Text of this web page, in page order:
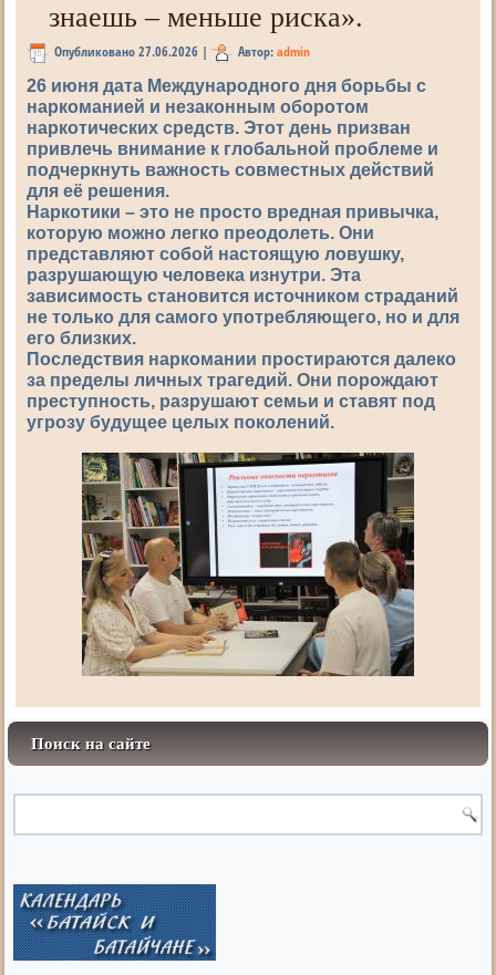
знаешь – меньше риска».
Опубликовано 27.06.2026 | Автор: admin
26 июня дата Международного дня борьбы с
наркоманией и незаконным оборотом
наркотических средств. Этот день призван
привлечь внимание к глобальной проблеме и
подчеркнуть важность совместных действий
для её решения.
Наркотики – это не просто вредная привычка,
которую можно легко преодолеть. Они
представляют собой настоящую ловушку,
разрушающую человека изнутри. Эта
зависимость становится источником страданий
не только для самого употребляющего, но и для
его близких.
Последствия наркомании простираются далеко
за пределы личных трагедий. Они порождают
преступность, разрушают семьи и ставят под
угрозу будущее целых поколений.
Поиск на сайте